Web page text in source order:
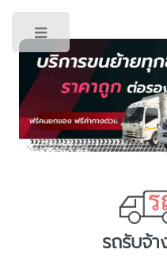
รถรับจ้
Toggle